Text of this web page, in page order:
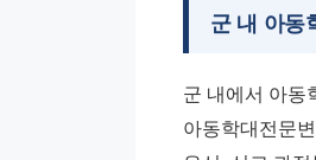
군 내 아동
군 내에서 아동
아동학대전문